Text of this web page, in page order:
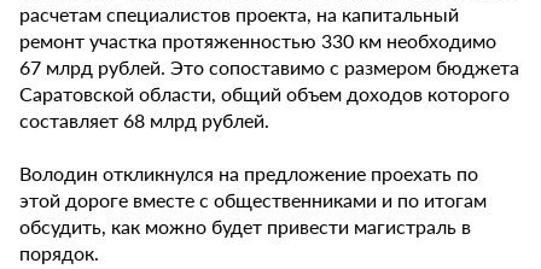
расчетам специалистов проекта, на капитальный
ремонт участка протяженностью 330 км необходимо
67 млрд рублей. Это сопоставимо с размером бюджета
Саратовской области, общий объем доходов которого
составляет 68 млрд рублей.
Володин откликнулся на предложение проехать по
этой дороге вместе с общественниками и по итогам
обсудить, как можно будет привести магистраль в
порядок.